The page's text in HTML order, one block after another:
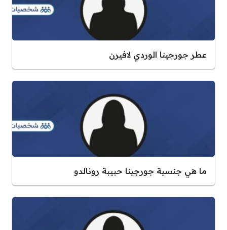
عطر جورجينا الوردي لافيرن
ما هي جنسية جورجينا حبيبة رونالدو